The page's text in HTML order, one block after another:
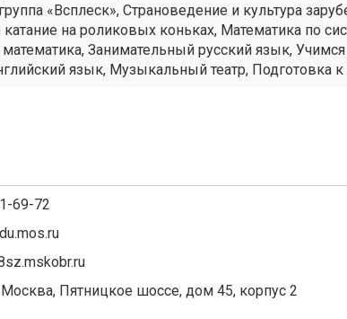
«Всплеск», Страноведение и культура
на роликовых коньках, Математика по
Занимательный русский язык, Учимся
язык, Музыкальный театр, Подготовка
69-72
Москва, Пятницкое шоссе, дом 45, корпус 2